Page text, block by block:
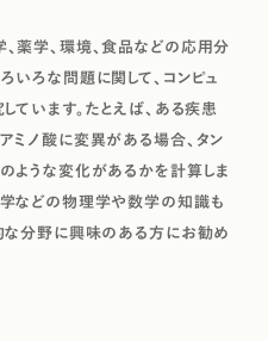
薬学、環境、食品などの応用分
いろな問題に関して、コンピュ
ています。たとえば、ある疾患
ミノ酸に変異がある場合、タン
ような変化があるかを計算しま
などの物理学や数学の知識も
な分野に興味のある方にお勧め